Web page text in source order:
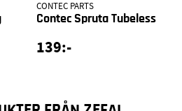
CONTEC PARTS
Contec Spruta Tubeless
139:-